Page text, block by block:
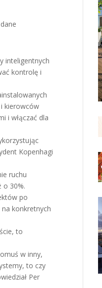
inteligentnych
kontrolę i
kierowców
i włączać dla
Kopenhagi
ruchu
o 30%.
po
konkretnych
to
w inny,
to czy
Per